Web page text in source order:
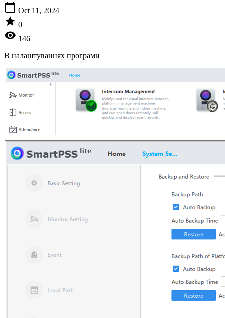
calendar_today Oct 11, 2024
star 0
visibility 146
В налаштуваннях програми